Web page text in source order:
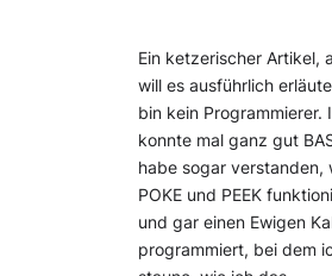
Ein ketzerischer Artikel,
will es ausführlich
bin kein Programmierer.
konnte mal ganz gut
habe sogar verstanden,
POKE und PEEK
und gar einen Ewigen
programmiert, bei dem